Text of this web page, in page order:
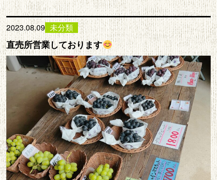
2023.08.09 未分類
直売所営業しております